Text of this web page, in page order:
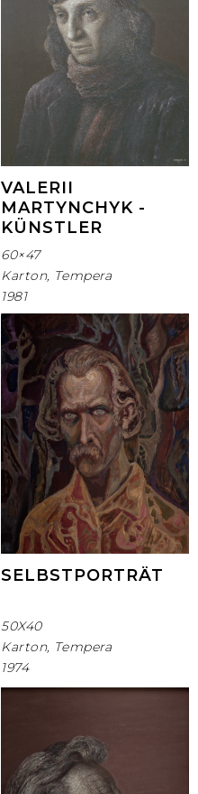
VALERII
MARTYNCHYK -
KÜNSTLER
60×47
Karton, Tempera
1981
SELBSTPORTRÄT
50X40
Karton, Tempera
1974